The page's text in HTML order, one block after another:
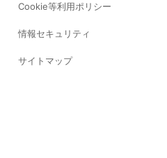
Cookie等利用ポリシー
情報セキュリティ
サイトマップ